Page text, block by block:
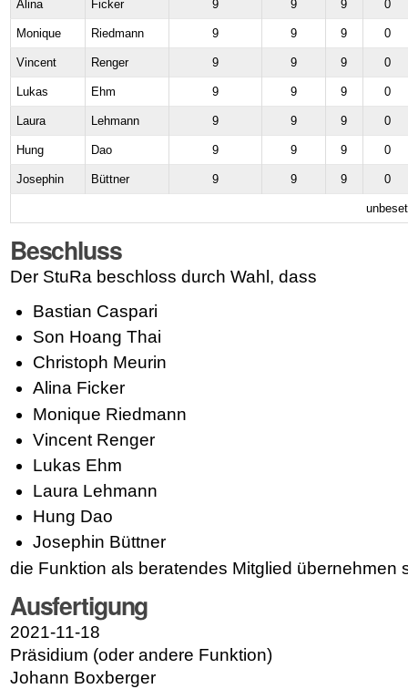
Alina Ficker 9 9 9 0
Monique Riedmann 9 9 9 0
Vincent Renger 9 9 9 0
Lukas Ehm 9 9 9 0
Laura Lehmann 9 9 9 0
Hung Dao 9 9 9 0
Josephin Büttner 9 9 9 0
Beschluss
Der StuRa beschloss durch Wahl, dass
Bastian Caspari
Son Hoang Thai
Christoph Meurin
Alina Ficker
Monique Riedmann
Vincent Renger
Lukas Ehm
Laura Lehmann
Hung Dao
Josephin Büttner
die Funktion als beratendes Mitglied übernehmen
Ausfertigung
2021-11-18
Präsidium (oder andere Funktion)
Johann Boxberger